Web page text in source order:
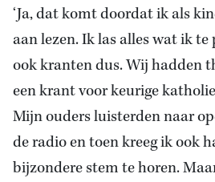
‘Ja, dat komt doordat ik als
aan lezen. Ik las alles wat ik
ook kranten dus. Wij hadden
een krant voor keurige
Mijn ouders luisterden naar
de radio en toen kreeg ik ook
bijzondere stem te horen.